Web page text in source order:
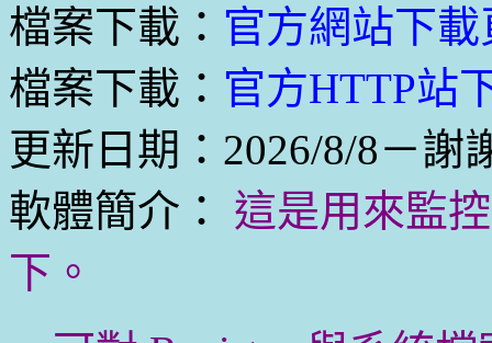
檔案下載： 官方網站下載
檔案下載： 官方HTTP站
更新日期：2026/8/8－謝
軟體簡介：
這是用來監
下。